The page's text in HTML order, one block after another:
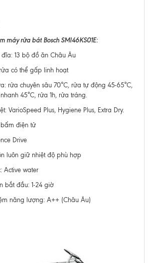
máy rửa bát Bosch SMI46KS01E:
13 bộ đồ ăn Châu Âu
có thể gấp linh hoạt
rửa chuyên sâu 70°C, rửa tự động 45-65°C,
45°C, rửa 1h, rửa tráng.
VarioSpeed Plus, Hygiene Plus, Extra Dry.
điện tử
Drive
luôn giữ nhiệt độ phù hợp
Active water
bắt đầu: 1-24 giờ
năng lượng: A++ (Châu Âu)